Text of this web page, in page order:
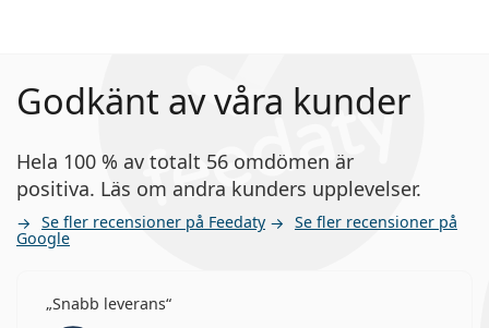
Godkänt av våra kunder
Hela 100 % av totalt 56 omdömen är
positiva. Läs om andra kunders upplevelser.
Se fler recensioner på Feedaty Se fler recensioner på
Google
Snabb leverans